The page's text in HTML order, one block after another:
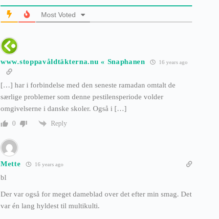
Most Voted
www.stoppavåldtäkterna.nu « Snaphanen 16 years ago
[…] har i forbindelse med den seneste ramadan omtalt de
særlige problemer som denne pestilensperiode volder
omgivelserne i danske skoler. Også i […]
0 Reply
Mette 16 years ago
bl
Der var også for meget dameblad over det efter min smag. Det
var én lang hyldest til multikulti.